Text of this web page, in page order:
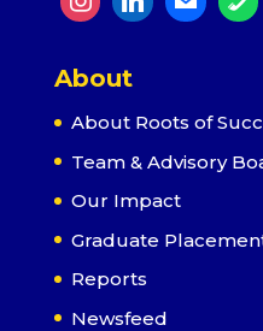
About
About Roots of
Team & Advisory
Our Impact
Graduate
Reports
Newsfeed